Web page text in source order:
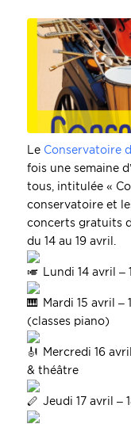
Le Conservatoire
fois une semaine
tous, intitulée «
conservatoire et
concerts gratuits
du 14 au 19 avril.
Lundi 14 avril –
Mardi 15 avril –
(classes piano)
Mercredi 16
& théâtre
Jeudi 17 avril –